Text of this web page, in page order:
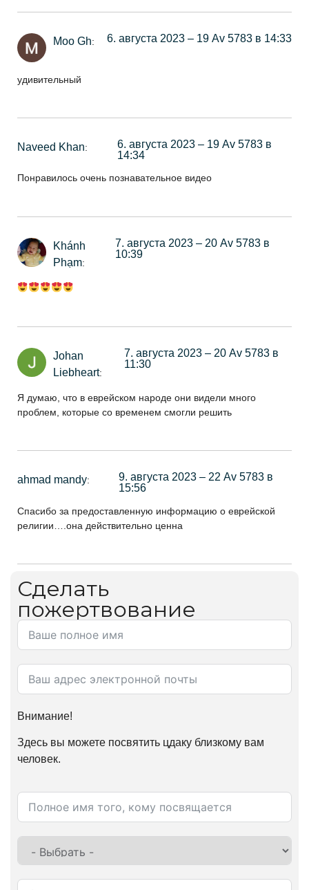
Moo Gh: 6. августа 2023 – 19 Av 5783 в 14:33
удивительный
Naveed Khan:
6. августа 2023 – 19 Av 5783 в
14:34
Понравилось очень познавательное видео
Khánh
Phạm:
7. августа 2023 – 20 Av 5783 в
10:39
Johan
Liebheart:
7. августа 2023 – 20 Av 5783 в
11:30
Я думаю, что в еврейском народе они видели много
проблем, которые со временем смогли решить
ahmad mandy:
9. августа 2023 – 22 Av 5783 в
15:56
Спасибо за предоставленную информацию о еврейской
религии….она действительно ценна
Сделать
пожертвование
Внимание!
Здесь вы можете посвятить цдаку близкому вам
человек.